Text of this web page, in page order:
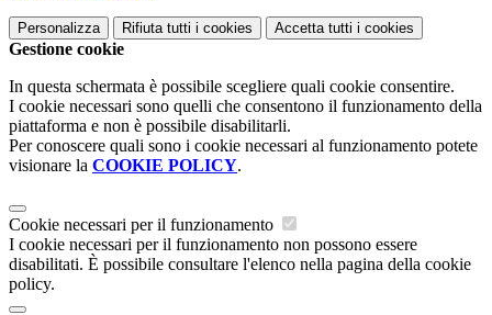
Personalizza Rifiuta tutti i cookies Accetta tutti i cookies
Gestione cookie
In questa schermata è possibile scegliere quali cookie consentire.
I cookie necessari sono quelli che consentono il funzionamento della
piattaforma e non è possibile disabilitarli.
Per conoscere quali sono i cookie necessari al funzionamento potete
visionare la COOKIE POLICY.
Cookie necessari per il funzionamento
I cookie necessari per il funzionamento non possono essere
disabilitati. È possibile consultare l'elenco nella pagina della cookie
policy.